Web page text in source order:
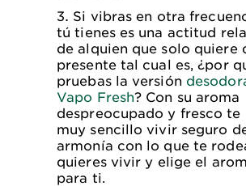
Si vibras en otra
tú tienes es una actitud
de alquien que solo quiere
presente tal cual es, ¿por
pruebas la versión
Vapo Fresh? Con su aroma
despreocupado y fresco te
muy sencillo vivir seguro
armonía con lo que te
quieres vivir y elige el
para ti.